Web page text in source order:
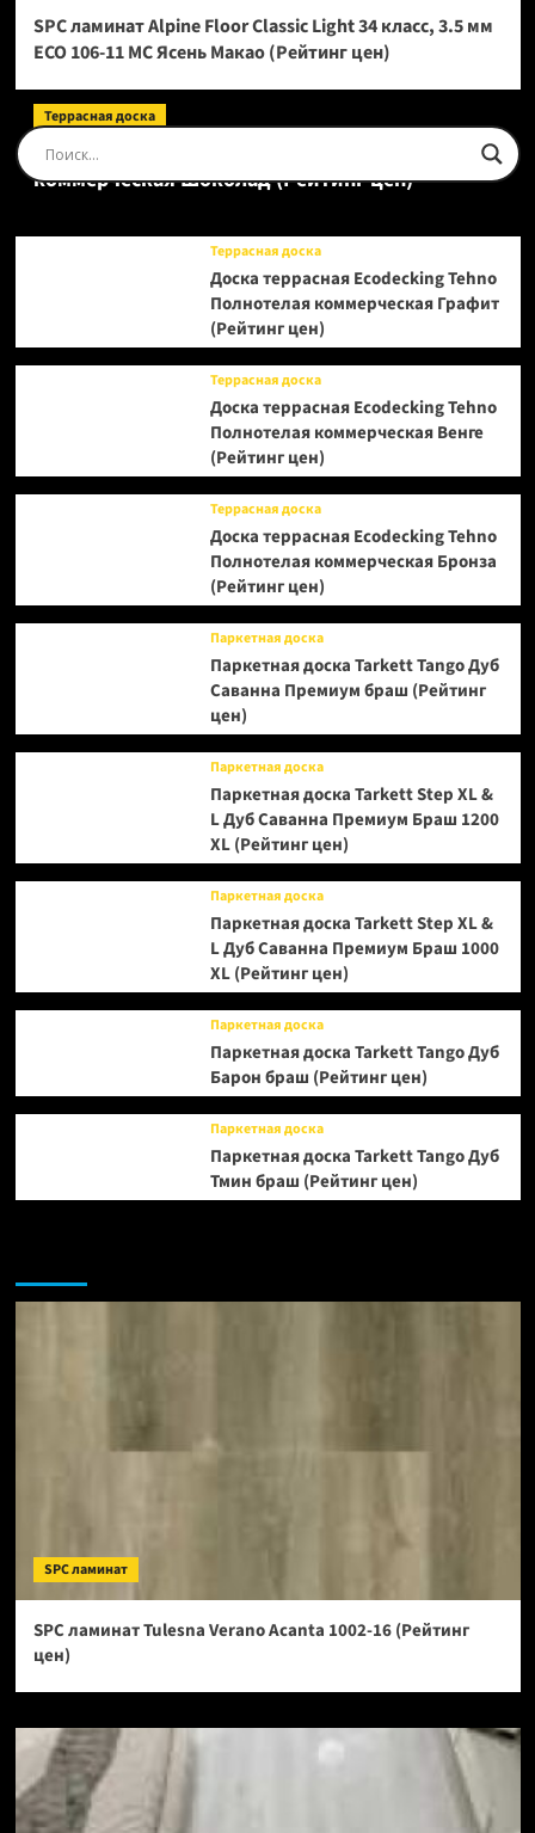
SPC ламинат Alpine Floor Classic Light 34 класс, 3.5 мм
ECO 106-11 МС Ясень Макао (Рейтинг цен)
Террасная доска
Доска террасная Ecodecking Tehno Полнотелая
коммерческая Шоколад (Рейтинг цен)
Террасная доска
Доска террасная Ecodecking Tehno
Полнотелая коммерческая Графит
(Рейтинг цен)
Террасная доска
Доска террасная Ecodecking Tehno
Полнотелая коммерческая Венге
(Рейтинг цен)
Террасная доска
Доска террасная Ecodecking Tehno
Полнотелая коммерческая Бронза
(Рейтинг цен)
Паркетная доска
Паркетная доска Tarkett Tango Дуб
Саванна Премиум браш (Рейтинг
цен)
Паркетная доска
Паркетная доска Tarkett Step XL &
L Дуб Саванна Премиум Браш 1200
XL (Рейтинг цен)
Паркетная доска
Паркетная доска Tarkett Step XL &
L Дуб Саванна Премиум Браш 1000
XL (Рейтинг цен)
Паркетная доска
Паркетная доска Tarkett Tango Дуб
Барон браш (Рейтинг цен)
Паркетная доска
Паркетная доска Tarkett Tango Дуб
Тмин браш (Рейтинг цен)
SPC ламинат
SPC ламинат Tulesna Verano Acanta 1002-16 (Рейтинг
цен)